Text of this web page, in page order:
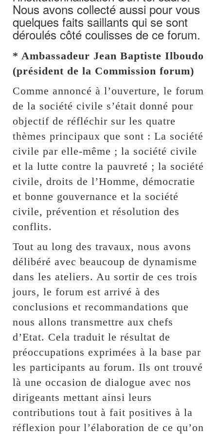
Nous avons collecté aussi pour vous
quelques faits saillants qui se sont
déroulés côté coulisses de ce forum.
* Ambassadeur Jean Baptiste Ilboudo
(président de la Commission forum)
Comme annoncé à l’ouverture, le forum
de la société civile s’était donné pour
objectif de réfléchir sur les quatre
thèmes principaux que sont : La société
civile par elle-même ; la société civile
et la lutte contre la pauvreté ; la société
civile, droits de l’Homme, démocratie
et bonne gouvernance et la société
civile, prévention et résolution des
conflits.
Tout au long des travaux, nous avons
délibéré avec beaucoup de dynamisme
dans les ateliers. Au sortir de ces trois
jours, le forum est arrivé à des
conclusions et recommandations que
nous allons transmettre aux chefs
d’Etat. Cela traduit le résultat de
préoccupations exprimées à la base par
les participants au forum. Ils ont trouvé
là une occasion de dialogue avec nos
dirigeants mettant ainsi leurs
contributions tout à fait positives à la
réflexion pour l’élaboration de ce qu’on